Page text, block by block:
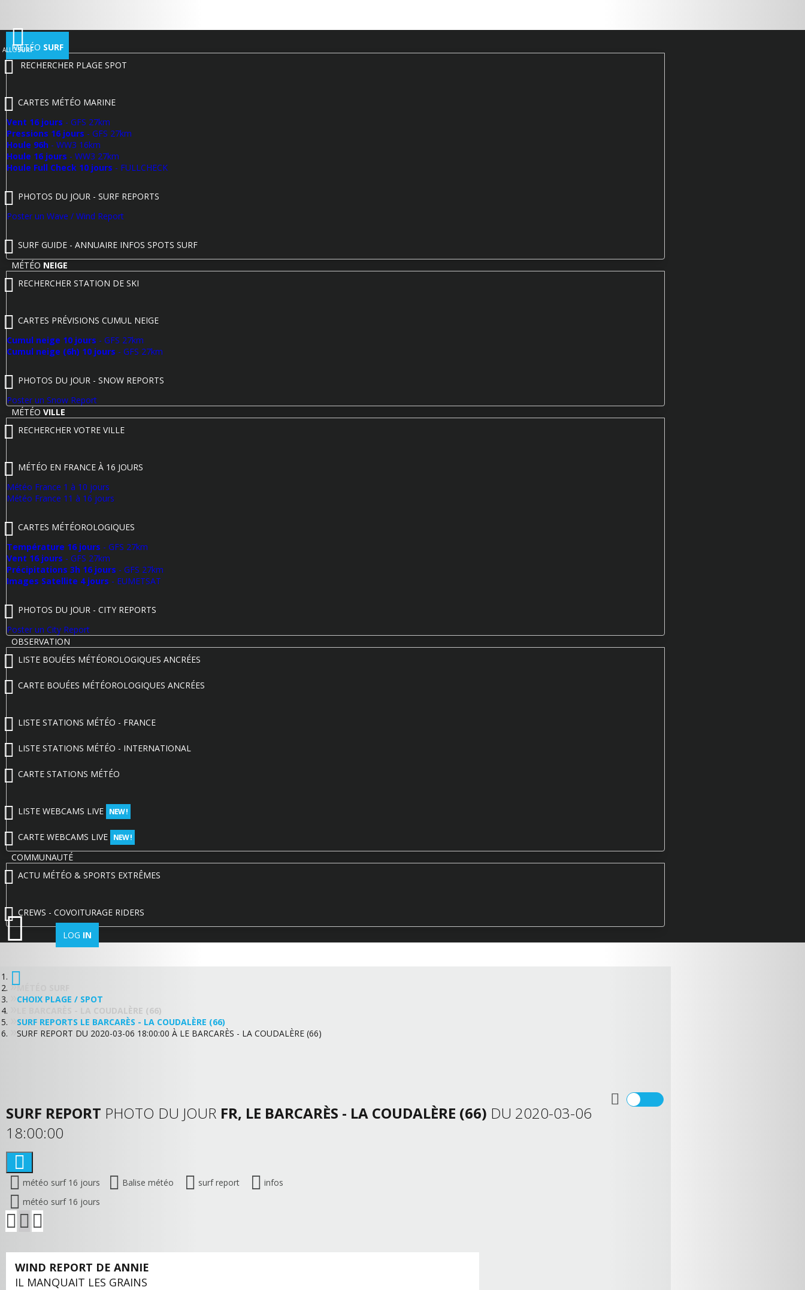
ALLOSURF
MÉTÉO SURF
RECHERCHER PLAGE SPOT
CARTES MÉTÉO MARINE
Vent 16 jours - GFS 27km
Pressions 16 jours - GFS 27km
Houle 96h - WW3 16km
Houle 16 jours - WW3 27km
Houle Full Check 10 jours - FULLCHECK
PHOTOS DU JOUR - SURF REPORTS
Poster un Wave / Wind Report
SURF GUIDE - ANNUAIRE INFOS SPOTS SURF
MÉTÉO NEIGE
RECHERCHER STATION DE SKI
CARTES PRÉVISIONS CUMUL NEIGE
Cumul neige 10 jours - GFS 27km
Cumul neige (6h) 10 jours - GFS 27km
PHOTOS DU JOUR - SNOW REPORTS
Poster un Snow Report
MÉTÉO VILLE
RECHERCHER VOTRE VILLE
MÉTÉO EN FRANCE À 16 JOURS
Météo France 1 à 10 jours
Météo France 11 à 16 jours
CARTES MÉTÉOROLOGIQUES
Température 16 jours - GFS 27km
Vent 16 jours - GFS 27km
Précipitations 3h 16 jours - GFS 27km
Images Satellite 4 jours - EUMETSAT
PHOTOS DU JOUR - CITY REPORTS
Poster un City Report
OBSERVATION
LISTE BOUÉES MÉTÉOROLOGIQUES ANCRÉES
CARTE BOUÉES MÉTÉOROLOGIQUES ANCRÉES
LISTE STATIONS MÉTÉO - FRANCE
LISTE STATIONS MÉTÉO - INTERNATIONAL
CARTE STATIONS MÉTÉO
LISTE WEBCAMS LIVE NEW !
CARTE WEBCAMS LIVE NEW !
COMMUNAUTÉ
ACTU MÉTÉO & SPORTS EXTRÊMES
CREWS - COVOITURAGE RIDERS
LOG IN
MÉTÉO SURF
CHOIX PLAGE / SPOT
LE BARCARÈS - LA COUDALÈRE (66)
SURF REPORTS LE BARCARÈS - LA COUDALÈRE (66)
SURF REPORT DU 2020-03-06 18:00:00 À LE BARCARÈS - LA COUDALÈRE (66)
SURF REPORT PHOTO DU JOUR FR, LE BARCARÈS - LA COUDALÈRE (66) DU 2020-03-06
18:00:00
météo surf 16 jours Balise météo surf report
infos
météo surf 16 jours
WIND REPORT DE ANNIE
IL MANQUAIT LES GRAINS